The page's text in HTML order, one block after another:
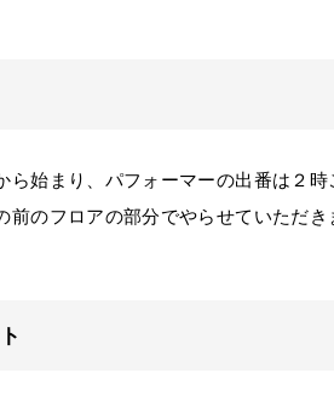
始まり、パフォーマーの出番は２
のフロアの部分でやらせていただき